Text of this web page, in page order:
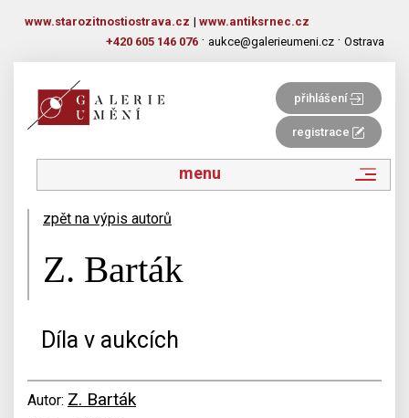
www.starozitnostiostrava.cz | www.antiksrnec.cz
+420 605 146 076 · aukce@galerieumeni.cz · Ostrava
přihlášení
registrace
menu
zpět na výpis autorů
Z. Barták
Díla v aukcích
Autor: Z. Barták